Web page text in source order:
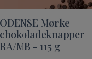
ODENSE Mørke
chokoladeknapper
RA/MB - 115 g